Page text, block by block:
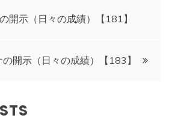
開示（日々の成績）【181】
開示（日々の成績）【183】